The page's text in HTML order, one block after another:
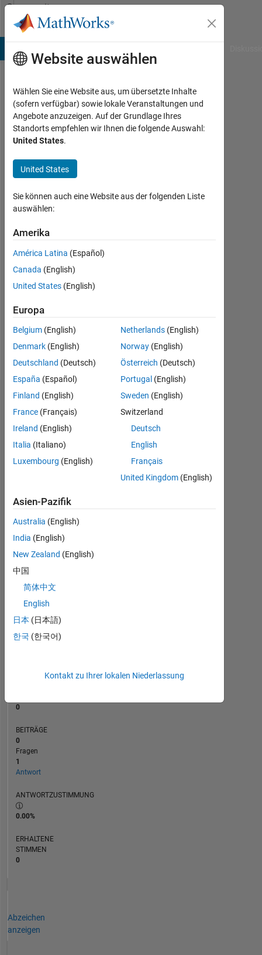
Weiter zum Inhalt
Community
Profile
Michael
Tumabcao
Last
11
Monate
vor
seit
2023
Followers:
0
Follow
Dashboard
Statistik
MATLAB Answers
BEITRÄGE
06/23
10/23
02/24
10/24
02/25
10/25
02/26
11/23
04/24
09/24
07/25
05/26
RANG
0
BEITRÄGE
0
Fragen
1
Antwort
ANTWORTZUSTIMMUNG
0.00%
ERHALTENE
STIMMEN
0
Abzeichen
anzeigen
Website auswählen
Wählen Sie eine Website aus, um übersetzte Inhalte
(sofern verfügbar) sowie lokale Veranstaltungen und
Angebote anzuzeigen. Auf der Grundlage Ihres
Standorts empfehlen wir Ihnen die folgende Auswahl:
United States.
United States
Sie können auch eine Website aus der folgenden Liste
auswählen:
Amerika
América Latina (Español)
Canada (English)
United States (English)
Europa
Belgium (English)
Denmark (English)
Deutschland (Deutsch)
España (Español)
Finland (English)
France (Français)
Ireland (English)
Italia (Italiano)
Luxembourg (English)
Netherlands (English)
Norway (English)
Österreich (Deutsch)
Portugal (English)
Sweden (English)
Switzerland
Deutsch
English
Français
United Kingdom (English)
Asien-Pazifik
Australia (English)
India (English)
New Zealand (English)
中国
简体中文
English
日本 (日本語)
한국 (한국어)
Kontakt zu Ihrer lokalen Niederlassung